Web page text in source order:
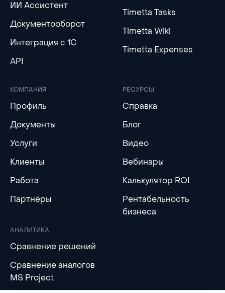
ИИ Ассистент
Документооборот
Интеграция с 1С
API
Timetta Tasks
Timetta Wiki
Timetta Expenses
КОМПАНИЯ
Профиль
Документы
Услуги
Клиенты
Работа
Партнёры
РЕСУРСЫ
Справка
Блог
Видео
Вебинары
Калькулятор ROI
Рентабельность
бизнеса
АНАЛИТИКА
Сравнение решений
Сравнение аналогов
MS Project